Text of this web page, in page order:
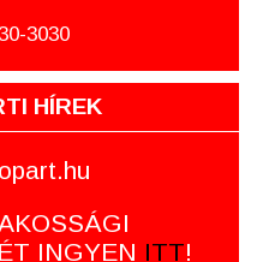
3030
HÍREK
INGYEN ITT!